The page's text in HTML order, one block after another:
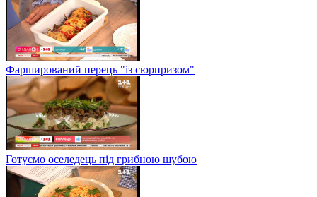
Фарширований перець "із сюрпризом"
Готуємо оселедець під грибною шубою